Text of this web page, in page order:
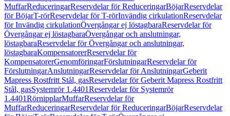
MuffarReduceringarReservdelar för ReduceringarBöjarReservdelar
för BöjarT-rörReservdelar för T-rörInvändig cirkulationReservdelar
för Invändig cirkulationÖvergångar ej löstagbaraReservdelar för
Övergångar ej löstagbaraÖvergångar och anslutningar,
löstagbaraReservdelar för Övergångar och anslutningar,
löstagbaraKompensatorerReservdelar för
KompensatorerGenomföringarFörslutningarReservdelar för
FörslutningarAnslutningarReservdelar för AnslutningarGeberit
Mapress Rostfritt Stål, gasReservdelar för Geberit Mapress Rostfritt
Stål, gasSystemrör 1.4401Reservdelar för Systemrör
1.4401RörnipplarMuffarReservdelar för
MuffarReduceringarReservdelar för ReduceringarBöjarReservdelar